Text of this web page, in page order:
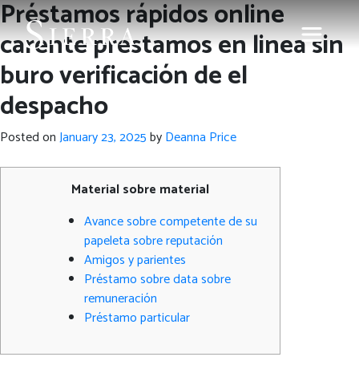
Préstamos rápidos online
carente prestamos en linea sin
buro verificación de el
despacho
Posted onJanuary 23, 2025byDeanna Price
Material sobre material
Avance sobre competente de su
papeleta sobre reputación
Amigos y parientes
Préstamo sobre data sobre
remuneración
Préstamo particular